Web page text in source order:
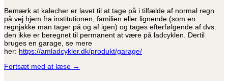
Bemærk at kalecher er lavet til at tage på i tilfælde af normal regn
på vej hjem fra institutionen, familien eller lignende (som en
regnjakke man tager på og af igen) og tages efterfølgende af dvs.
den ikke er beregnet til permanent at være på ladcyklen. Dertil
bruges en garage, se mere
her: https://amladcykler.dk/produkt/garage/
Fortsæt med at læse →